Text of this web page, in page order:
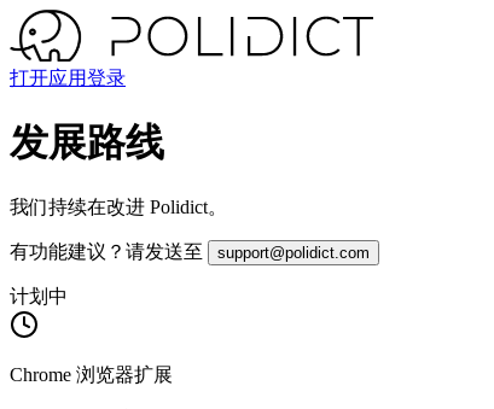
打开应用登录
发展路线
我们持续在改进 Polidict。
有功能建议？请发送至 support@polidict.com
计划中
Chrome 浏览器扩展